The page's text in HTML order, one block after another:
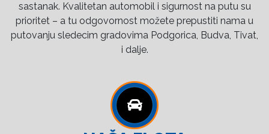
sastanak. Kvalitetan automobil i sigurnost na putu su
prioritet – a tu odgovornost možete prepustiti nama u
putovanju sledecim gradovima Podgorica, Budva, Tivat,
i dalje.